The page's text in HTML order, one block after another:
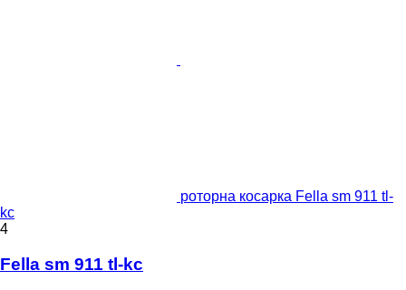
роторна косарка Fella sm 911 tl-
kc
4
Fella sm 911 tl-kc